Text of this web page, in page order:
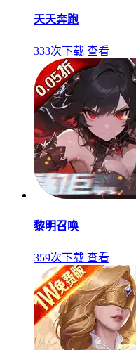
天天奔跑
333次下载 查看
黎明召唤
359次下载 查看